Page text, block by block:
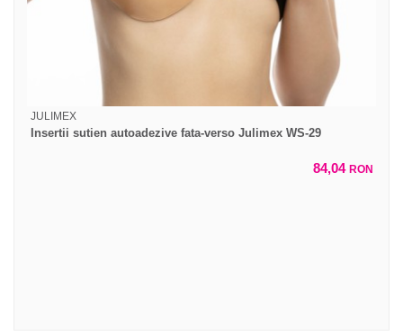
JULIMEX
Insertii sutien autoadezive fata-verso Julimex WS-29
84,04 RON